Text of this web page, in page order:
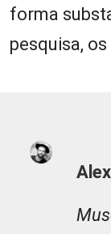
forma
pesquisa,